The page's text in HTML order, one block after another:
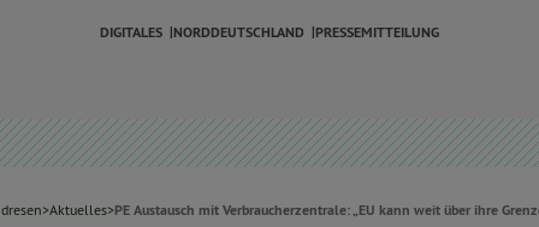
DIGITALES NORDDEUTSCHLAND PRESSEMITTEILUNG
>Aktuelles>PE Austausch mit Verbraucherzentrale: „EU kann weit über ihre